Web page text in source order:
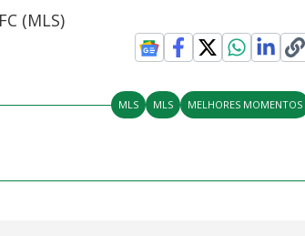
(MLS)
MLS MLS MELHORES MOMENTOS